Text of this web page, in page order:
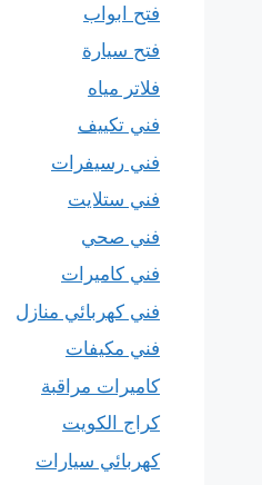
فتح ابواب
فتح سيارة
فلاتر مياه
فني تكييف
فني رسيفرات
فني ستلايت
فني صحي
فني كاميرات
فني كهربائي منازل
فني مكيفات
كاميرات مراقبة
كراج الكويت
كهربائي سيارات